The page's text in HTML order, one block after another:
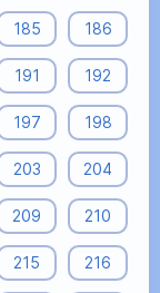
185 186
191 192
197 198
203 204
209 210
215 216